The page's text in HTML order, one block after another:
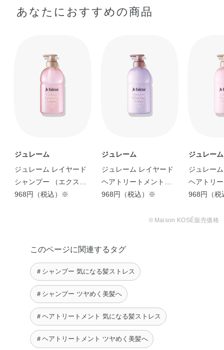
●髪と地肌をぬらしてから適量を手にとり、泡立てながら地肌をマッ
サージするように洗い、よくすすいでください。
ンTEA・オレフィン（C14－16）スルホン酸Na・PPG－2
ロン酸Na・ベタイン・加水分解ケラチン・加水分解コラー
ゲン・加水分解シルク・加水分解ダイズタンパク・BG・
DPG・EDTA－2Na・イソステアリン酸PEG－50水添ヒマ
シ油・オレイン酸・クエン酸・シクロヘキサン－1，4－ジ
カルボン酸ビスエトキシジグリコール・シロキクラゲ多糖
ノール・安息香酸Na・香料
あなたにおすすめの商品
ジュレーム
ジュレーム レイヤード
シャンプー （エクスト
ラダメージケア）
968円（税込）※
ジュレーム
ジュレーム レイヤード
ヘアトリートメント
（スムースストレート
968円（税込）※
ジュレーム
ジュレー
ヘアトリ
（エクス
968円（
※Maison KOSÉ販売価格
このページに関連するタグ
＃シャンプー 気になる髪ストレス
＃シャンプー ツヤめく美髪へ
＃ヘアトリートメント 気になる髪ストレス
＃ヘアトリートメント ツヤめく美髪へ